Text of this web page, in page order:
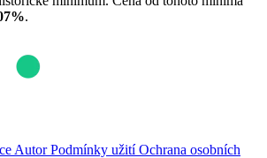
.
AutorPodmínky užitíOchrana osobních